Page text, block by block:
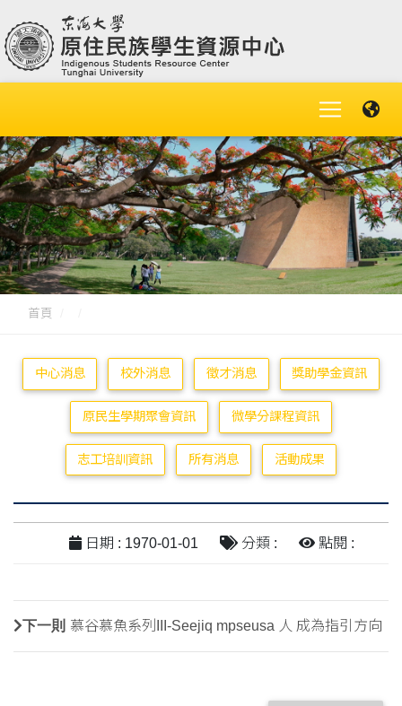
首頁
中心消息 校外消息 徵才消息 獎助學金資訊
原民生學期聚會資訊 微學分課程資訊
志工培訓資訊 所有消息 活動成果
日期 : 1970-01-01 分類 : 點閱 :
下一則 慕谷慕魚系列III-Seejiq mpseusa 人 成為指引方向